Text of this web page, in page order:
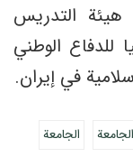
هيئة التدريس
للدفاع الوطني
في إيران.
الجامعة